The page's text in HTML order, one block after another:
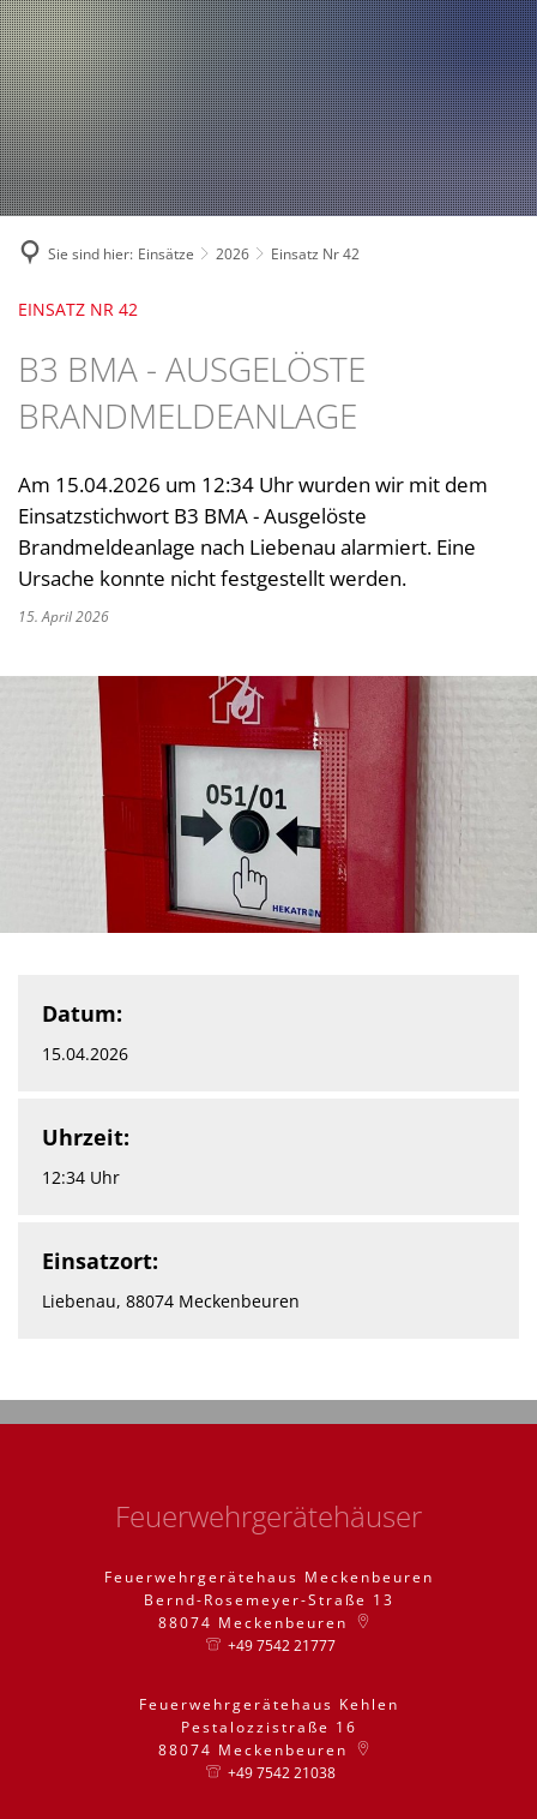
2024
2023
2022
2021
Fachgebiete und
Mannschaft
Jugend
Spielmannszug
Mitglied werden
A
A
A
Sie sind hier: Einsätze 2026 Einsatz Nr 42
EINSATZ NR 42
B3 BMA - AUSGELÖSTE
BRANDMELDEANLAGE
Am 15.04.2026 um 12:34 Uhr wurden wir mit dem
Einsatzstichwort B3 BMA - Ausgelöste
Brandmeldeanlage nach Liebenau alarmiert. Eine
Ursache konnte nicht festgestellt werden.
15. April 2026
Datum:
15.04.2026
Uhrzeit:
12:34 Uhr
Einsatzort:
Liebenau, 88074 Meckenbeuren
Feuerwehrgerätehäuser
Feuerwehrgerätehaus Meckenbeuren
Bernd-Rosemeyer-Straße 13
88074 Meckenbeuren
+49 7542 21777
Feuerwehrgerätehaus Kehlen
Pestalozzistraße 16
88074 Meckenbeuren
+49 7542 21038